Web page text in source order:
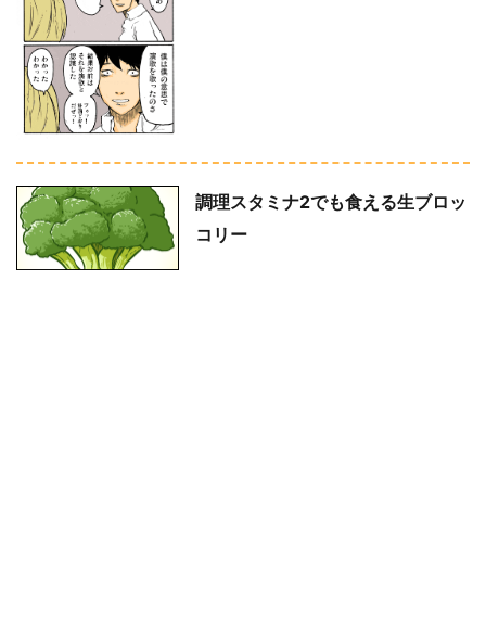
調理スタミナ2でも食える生ブロッ
コリー